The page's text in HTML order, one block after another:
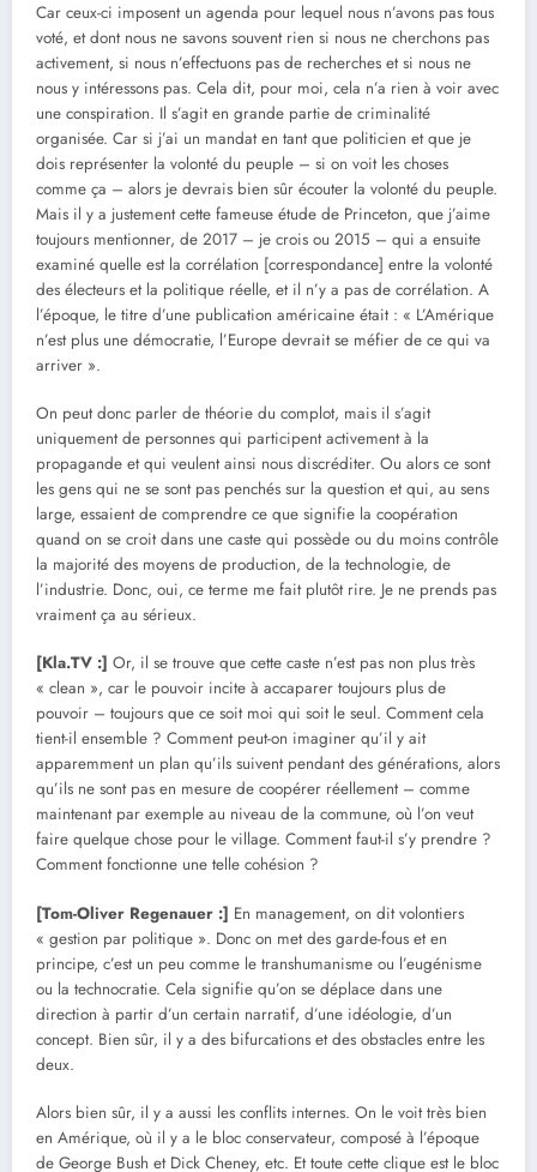
Car ceux-ci imposent un agenda pour lequel nous n’avons pas tous
voté, et dont nous ne savons souvent rien si nous ne cherchons pas
activement, si nous n’effectuons pas de recherches et si nous ne
nous y intéressons pas. Cela dit, pour moi, cela n’a rien à voir avec
une conspiration. Il s’agit en grande partie de criminalité
organisée. Car si j’ai un mandat en tant que politicien et que je
dois représenter la volonté du peuple – si on voit les choses
comme ça – alors je devrais bien sûr écouter la volonté du peuple.
Mais il y a justement cette fameuse étude de Princeton, que j’aime
toujours mentionner, de 2017 – je crois ou 2015 – qui a ensuite
examiné quelle est la corrélation [correspondance] entre la volonté
des électeurs et la politique réelle, et il n’y a pas de corrélation. A
l’époque, le titre d’une publication américaine était : « L’Amérique
n’est plus une démocratie, l’Europe devrait se méfier de ce qui va
arriver ».
On peut donc parler de théorie du complot, mais il s’agit
uniquement de personnes qui participent activement à la
propagande et qui veulent ainsi nous discréditer. Ou alors ce sont
les gens qui ne se sont pas penchés sur la question et qui, au sens
large, essaient de comprendre ce que signifie la coopération
quand on se croit dans une caste qui possède ou du moins contrôle
la majorité des moyens de production, de la technologie, de
l’industrie. Donc, oui, ce terme me fait plutôt rire. Je ne prends pas
vraiment ça au sérieux.
[Kla.TV :] Or, il se trouve que cette caste n’est pas non plus très
« clean », car le pouvoir incite à accaparer toujours plus de
pouvoir – toujours que ce soit moi qui soit le seul. Comment cela
tient-il ensemble ? Comment peut-on imaginer qu’il y ait
apparemment un plan qu’ils suivent pendant des générations, alors
qu’ils ne sont pas en mesure de coopérer réellement – comme
maintenant par exemple au niveau de la commune, où l’on veut
faire quelque chose pour le village. Comment faut-il s’y prendre ?
Comment fonctionne une telle cohésion ?
[Tom-Oliver Regenauer :] En management, on dit volontiers
« gestion par politique ». Donc on met des garde-fous et en
principe, c’est un peu comme le transhumanisme ou l’eugénisme
ou la technocratie. Cela signifie qu’on se déplace dans une
direction à partir d’un certain narratif, d’une idéologie, d’un
concept. Bien sûr, il y a des bifurcations et des obstacles entre les
deux.
Alors bien sûr, il y a aussi les conflits internes. On le voit très bien
en Amérique, où il y a le bloc conservateur, composé à l’époque
de George Bush et Dick Cheney, etc. Et toute cette clique est le bloc